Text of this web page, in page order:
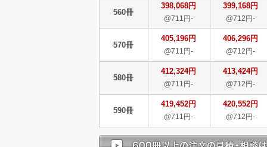
560冊
398,068円
@711円-
399,168円
@712円-
570冊
405,196円
@711円-
406,296円
@712円-
580冊
412,324円
@711円-
413,424円
@712円-
590冊
419,452円
@711円-
420,552円
@712円-